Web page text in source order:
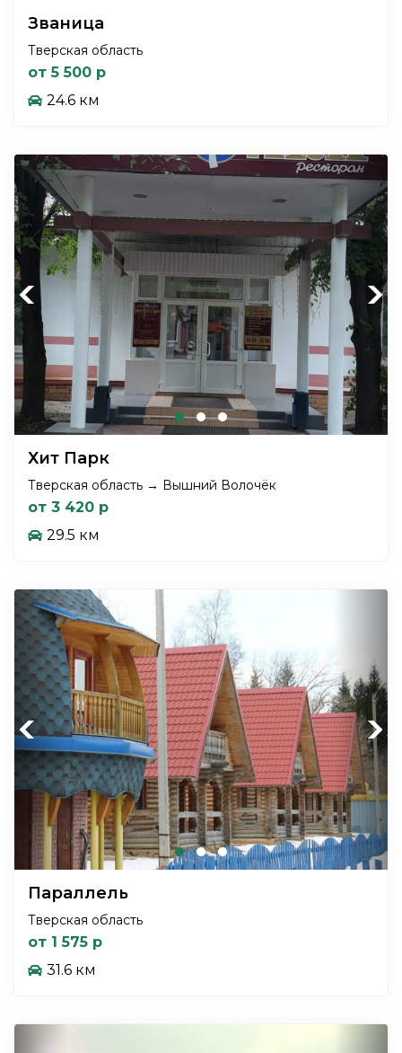
Званица
Тверская область
от 5 500 р
24.6 км
Previous Next
Хит Парк
Тверская область → Вышний Волочёк
от 3 420 р
29.5 км
Previous Next
Параллель
Тверская область
от 1 575 р
31.6 км